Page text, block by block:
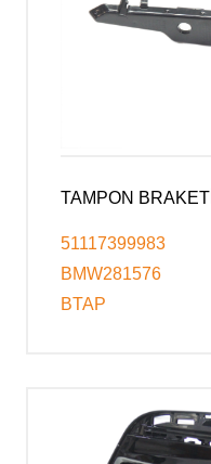
TAMPON BRAKETİ
51117399983
BMW281576
BTAP